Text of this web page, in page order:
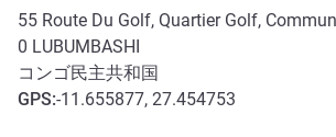
55 Route Du Golf, Quartier Golf,
0 LUBUMBASHI
コンゴ民主共和国
GPS:-11.655877, 27.454753